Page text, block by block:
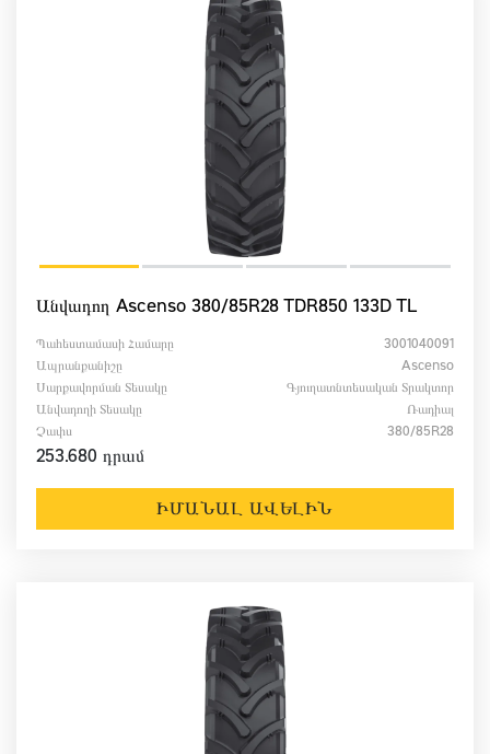
Անվադող Ascenso 380/85R28 TDR850 133D TL
Պահեստամասի Համարը
3001040091
Ապրանքանիշը
Ascenso
Սարքավորման Տեսակը
Գյուղատնտեսական Տրակտոր
Անվադողի Տեսակը
Ռադիալ
Չափս
380/85R28
253.680 դրամ
ԻՄԱՆԱԼ ԱՎԵԼԻՆ